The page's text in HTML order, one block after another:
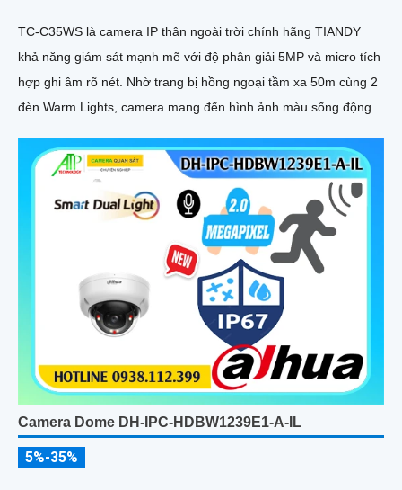
TC-C35WS là camera IP thân ngoài trời chính hãng TIANDY
khả năng giám sát mạnh mẽ với độ phân giải 5MP và micro tích
hợp ghi âm rõ nét. Nhờ trang bị hồng ngoại tầm xa 50m cùng 2
đèn Warm Lights, camera mang đến hình ảnh màu sống động
Camera Dome DH-IPC-HDBW1239E1-A-IL
5%-35%